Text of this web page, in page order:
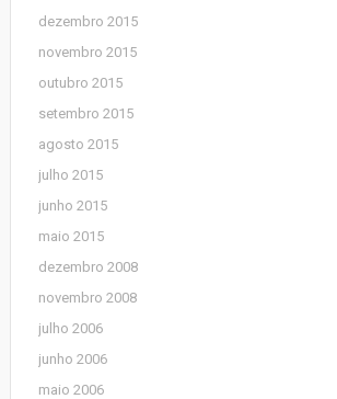
dezembro 2015
novembro 2015
outubro 2015
setembro 2015
agosto 2015
julho 2015
junho 2015
maio 2015
dezembro 2008
novembro 2008
julho 2006
junho 2006
maio 2006